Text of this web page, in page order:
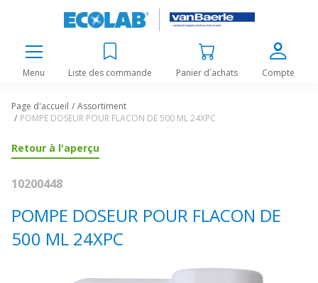
Menu Liste des commande Panier d´achats Compte
Page d'accueil
Assortiment
POMPE DOSEUR POUR FLACON DE 500 ML 24XPC
Retour à l'aperçu
10200448
POMPE DOSEUR POUR FLACON DE
500 ML 24XPC